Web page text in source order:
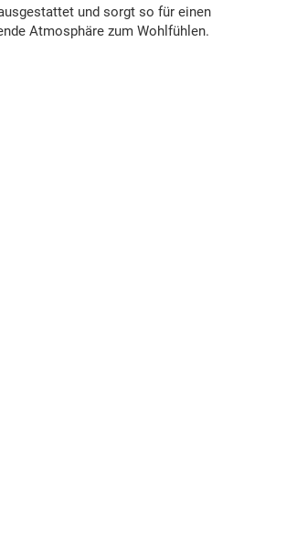
und sorgt so für einen
Atmosphäre zum Wohlfühlen.